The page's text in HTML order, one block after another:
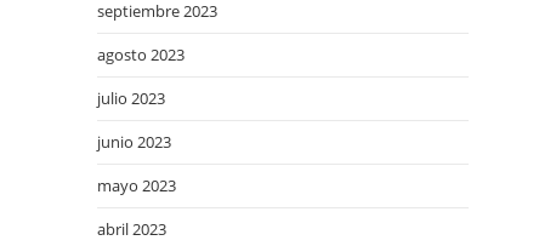
septiembre 2023
agosto 2023
julio 2023
junio 2023
mayo 2023
abril 2023